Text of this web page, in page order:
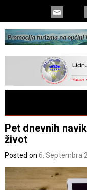
Pet dnevnih
život
Posted on6. Septembra